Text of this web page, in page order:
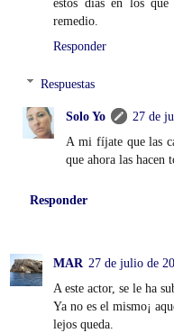
remedio.
Responder
Respuestas
Solo Yo
27 de
A mi fíjate que las
que ahora las hacen
Responder
MAR 27 de julio de
A este actor, se le ha
Ya no es el mismo¡
lejos queda.